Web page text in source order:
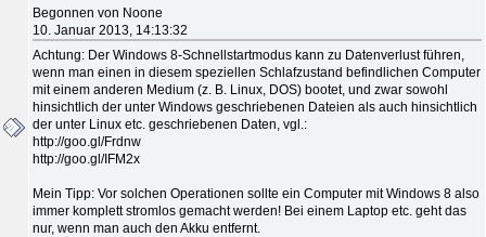
Begonnen von Noone
10. Januar 2013, 14:13:32
Achtung: Der Windows 8-Schnellstartmodus kann zu Datenverlust führen,
wenn man einen in diesem speziellen Schlafzustand befindlichen Computer
mit einem anderen Medium (z. B. Linux, DOS) bootet, und zwar sowohl
hinsichtlich der unter Windows geschriebenen Dateien als auch hinsichtlich
der unter Linux etc. geschriebenen Daten, vgl.:
http://goo.gl/Frdnw
http://goo.gl/IFM2x
Mein Tipp: Vor solchen Operationen sollte ein Computer mit Windows 8 also
immer komplett stromlos gemacht werden! Bei einem Laptop etc. geht das
nur, wenn man auch den Akku entfernt.